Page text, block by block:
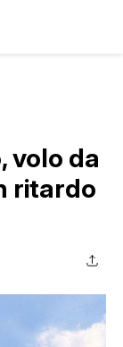
volo da
ritardo